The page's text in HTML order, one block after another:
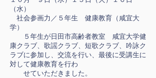
（水）
社会参画力／５年生 健康教育（咸宜大
学）
５年生が日田市高齢者教室 咸宜大学健
康クラブ、歌謡クラブ、短歌クラブ、吟詠ク
ラブに参加し、交流を行い、最後に受講生に
対して健康教育を行わ
せていただきました。